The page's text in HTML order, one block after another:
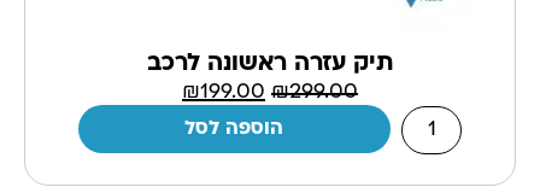
תיק עזרה ראשונה לרכב
₪299.00
₪199.00
הוספה לסל